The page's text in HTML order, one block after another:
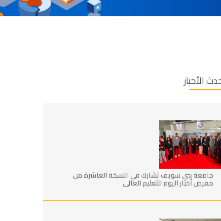
الأخبار
جامعة بني سويف تشارك في النسخة العاشرة من
معرض أخبار اليوم للتعليم العالي